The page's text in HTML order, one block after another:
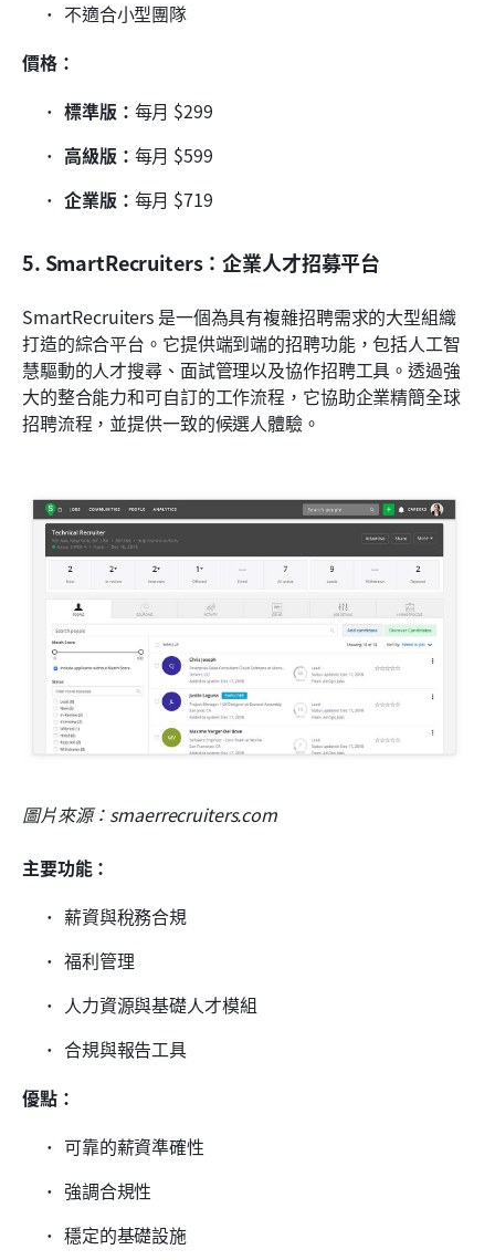
不適合小型團隊
價格：
標準版： 每月 $299
高級版： 每月 $599
企業版： 每月 $719
5. SmartRecruiters：企業人才招募平台
SmartRecruiters 是一個為具有複雜招聘需求的大型組織
打造的綜合平台。它提供端到端的招聘功能，包括人工智
慧驅動的人才搜尋、面試管理以及協作招聘工具。透過強
大的整合能力和可自訂的工作流程，它協助企業精簡全球
招聘流程，並提供一致的候選人體驗。
圖片來源：smaerrecruiters.com
主要功能：
薪資與稅務合規
福利管理
人力資源與基礎人才模組
合規與報告工具
優點：
可靠的薪資準確性
強調合規性
穩定的基礎設施